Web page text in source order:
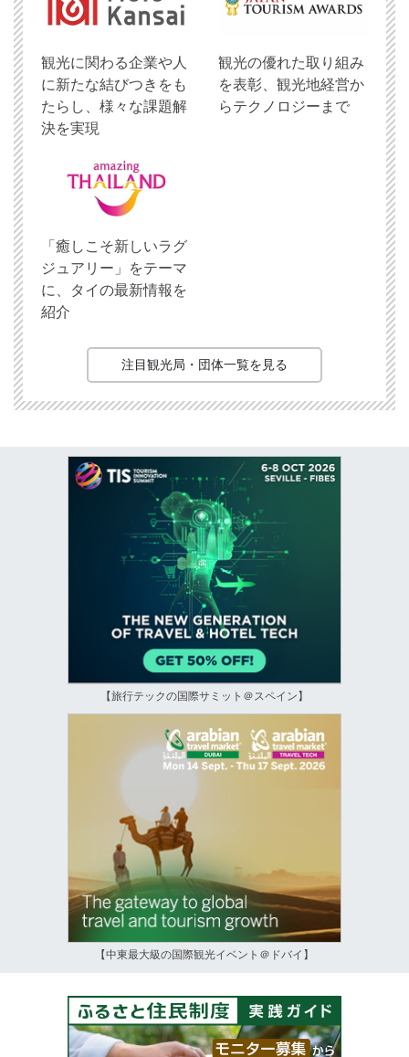
観光に関わる企業や人
に新たな結びつきをも
たらし、様々な課題解
決を実現
観光の優れた取り組み
を表彰、観光地経営か
らテクノロジーまで
「癒しこそ新しいラグ
ジュアリー」をテーマ
に、タイの最新情報を
紹介
注目観光局・団体一覧を見る
【旅行テックの国際サミット＠スペイン】
【中東最大級の国際観光イベント＠ドバイ】